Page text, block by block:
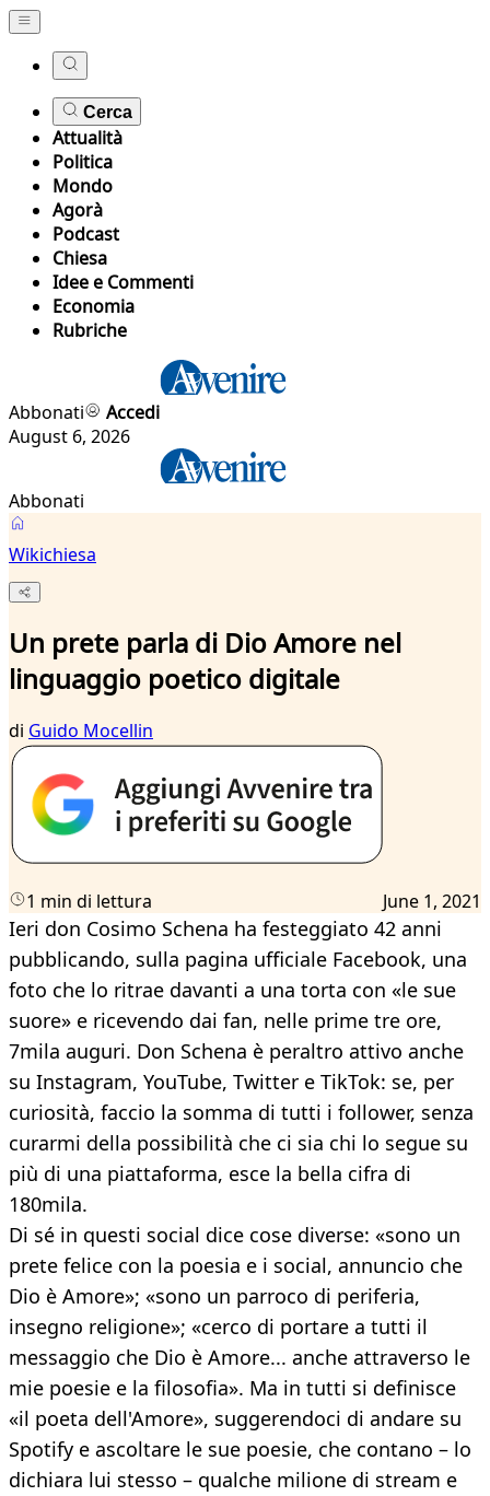
Cerca
Attualità
Politica
Mondo
Agorà
Podcast
Chiesa
Idee e Commenti
Economia
Rubriche
Abbonati
Accedi
August 6, 2026
Abbonati
Wikichiesa
Un prete parla di Dio Amore nel
linguaggio poetico digitale
di Guido Mocellin
1 min di lettura June 1, 2021
Ieri don Cosimo Schena ha festeggiato 42 anni
pubblicando, sulla pagina ufficiale Facebook, una
foto che lo ritrae davanti a una torta con «le sue
suore» e ricevendo dai fan, nelle prime tre ore,
7mila auguri. Don Schena è peraltro attivo anche
su Instagram, YouTube, Twitter e TikTok: se, per
curiosità, faccio la somma di tutti i follower, senza
curarmi della possibilità che ci sia chi lo segue su
più di una piattaforma, esce la bella cifra di
180mila.
Di sé in questi social dice cose diverse: «sono un
prete felice con la poesia e i social, annuncio che
Dio è Amore»; «sono un parroco di periferia,
insegno religione»; «cerco di portare a tutti il
messaggio che Dio è Amore... anche attraverso le
mie poesie e la filosofia». Ma in tutti si definisce
«il poeta dell'Amore», suggerendoci di andare su
Spotify e ascoltare le sue poesie, che contano – lo
dichiara lui stesso – qualche milione di stream e